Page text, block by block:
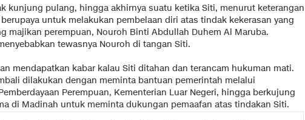
kunjung pulang, hingga akhirnya suatu ketika Siti, menurut keterangan
untuk melakukan pembelaan diri atas tindak kekerasan yang
majikan perempuan, Nouroh Binti Abdullah Duhem Al Maruba.
tewasnya Nouroh di tangan Siti.
mendapatkan kabar kalau Siti ditahan dan terancam hukuman mati.
dilakukan dengan meminta bantuan pemerintah melalui
Perempuan, Kementerian Luar Negeri, hingga berkujung
di Madinah untuk meminta dukungan pemaafan atas tindakan Siti.